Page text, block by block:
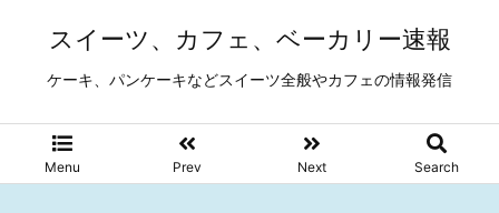
スイーツ、カフェ、ベーカリー速報
ケーキ、パンケーキなどスイーツ全般やカフェの情報発信
Menu Prev Next Search